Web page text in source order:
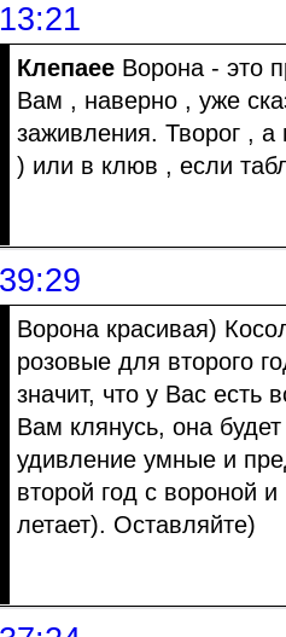
Клепаee Ворона - это
Вам , наверно , уже
заживления. Творог ,
) или в клюв , если
Ворона красивая)
розовые для второго
значит, что у Вас есть
Вам клянусь, она
удивление умные и
второй год с вороной
летает). Оставляйте)